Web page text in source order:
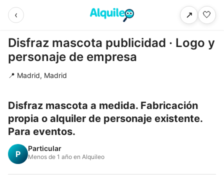
‹ ↗ 🤍
Disfraz mascota publicidad · Logo y
personaje de empresa
📍 Madrid, Madrid
Disfraz mascota a medida. Fabricación
propia o alquiler de personaje existente.
Para eventos.
P
Particular
Menos de 1 año en Alquileo